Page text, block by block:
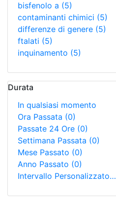
bisfenolo a (5)
contaminanti chimici (5)
differenze di genere (5)
ftalati (5)
inquinamento (5)
Durata
In qualsiasi momento
Ora Passata (0)
Passate 24 Ore (0)
Settimana Passata (0)
Mese Passato (0)
Anno Passato (0)
Intervallo Personalizzato…